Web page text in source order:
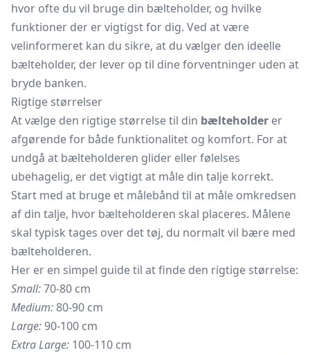
hvor ofte du vil bruge din bælteholder, og hvilke
funktioner der er vigtigst for dig. Ved at være
velinformeret kan du sikre, at du vælger den ideelle
bælteholder, der lever op til dine forventninger uden at
bryde banken.
Rigtige størrelser
At vælge den rigtige størrelse til din bælteholder er
afgørende for både funktionalitet og komfort. For at
undgå at bælteholderen glider eller følelses
ubehagelig, er det vigtigt at måle din talje korrekt.
Start med at bruge et målebånd til at måle omkredsen
af din talje, hvor bælteholderen skal placeres. Målene
skal typisk tages over det tøj, du normalt vil bære med
bælteholderen.
Her er en simpel guide til at finde den rigtige størrelse:
Small:70-80 cm
Medium:80-90 cm
Large:90-100 cm
Extra Large: 100-110 cm